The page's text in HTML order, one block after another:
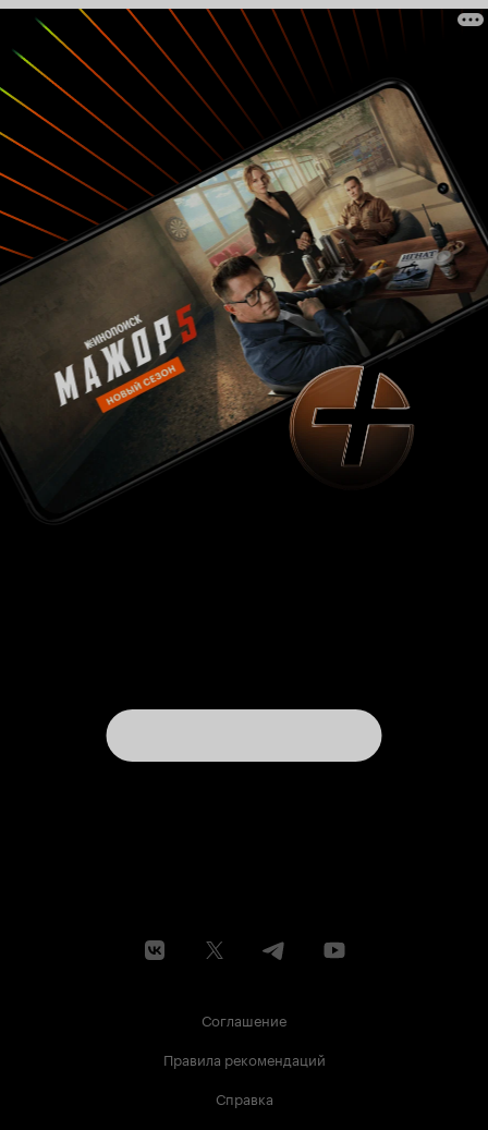
Соглашение
Правила рекомендаций
Справка